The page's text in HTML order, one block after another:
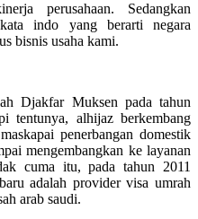
perusahaan. Sedangkan
indo yang berarti negara
bisnis usaha kami.
Djakfar Muksen pada tahun
tentunya, alhijaz berkembang
penerbangan domestik
mengembangkan ke layanan
cuma itu, pada tahun 2011
adalah provider visa umrah
arab saudi.